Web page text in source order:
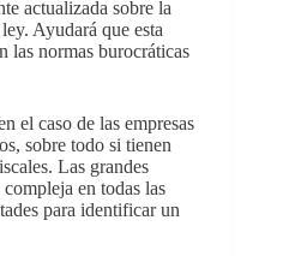
actualizada sobre la
Ayudará que esta
las normas burocráticas
el caso de las empresas
sobre todo si tienen
Las grandes
en todas las
para identificar un